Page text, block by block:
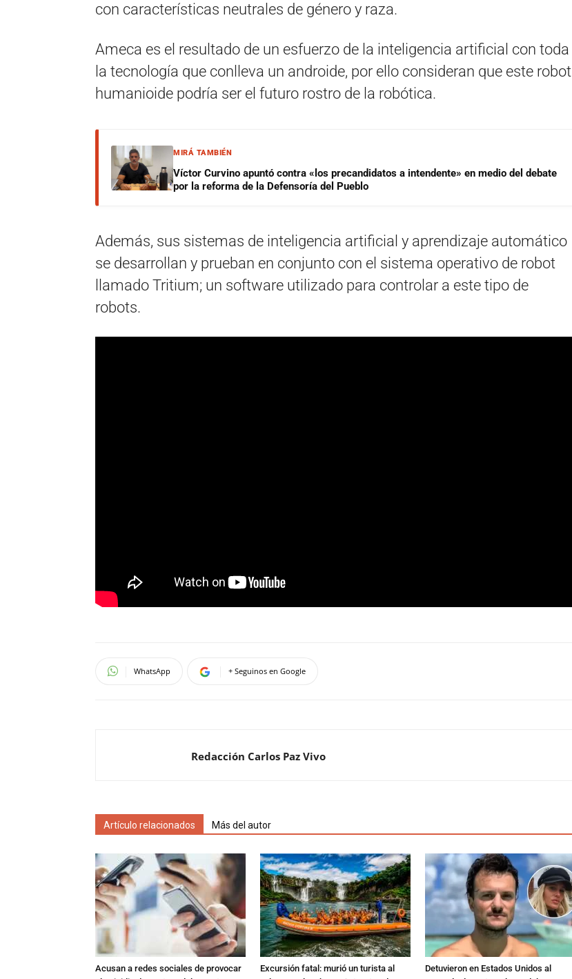
con características neutrales de género y raza.
Ameca es el resultado de un esfuerzo de la inteligencia artificial con toda
la tecnología que conlleva un androide, por ello consideran que este robot
humanioide podría ser el futuro rostro de la robótica.
MIRÁ TAMBIÉN
Víctor Curvino apuntó contra «los precandidatos a intendente» en medio del debate
por la reforma de la Defensoría del Pueblo
Además, sus sistemas de inteligencia artificial y aprendizaje automático
se desarrollan y prueban en conjunto con el sistema operativo de robot
llamado Tritium; un software utilizado para controlar a este tipo de
robots.
WhatsApp + Seguinos en Google
Redacción Carlos Paz Vivo
Artículo relacionados Más del autor
Acusan a redes sociales de provocar
Excursión fatal: murió un turista al
Detuvieron en Estados Unidos al